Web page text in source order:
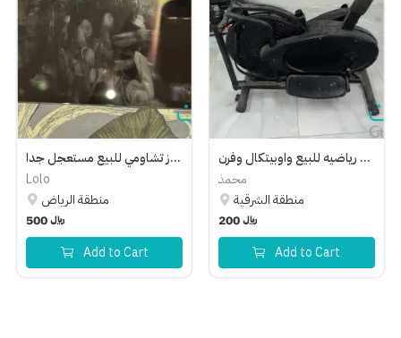
جهاز تشاومي للبيع مستعجل جدا
Lolo
منطقة الرياض
500﷼
Add to Cart
مشايه رياضيه للبيع واوبيتكال وفرن
محمذ
منطقة الشرقية
200﷼
Add to Cart